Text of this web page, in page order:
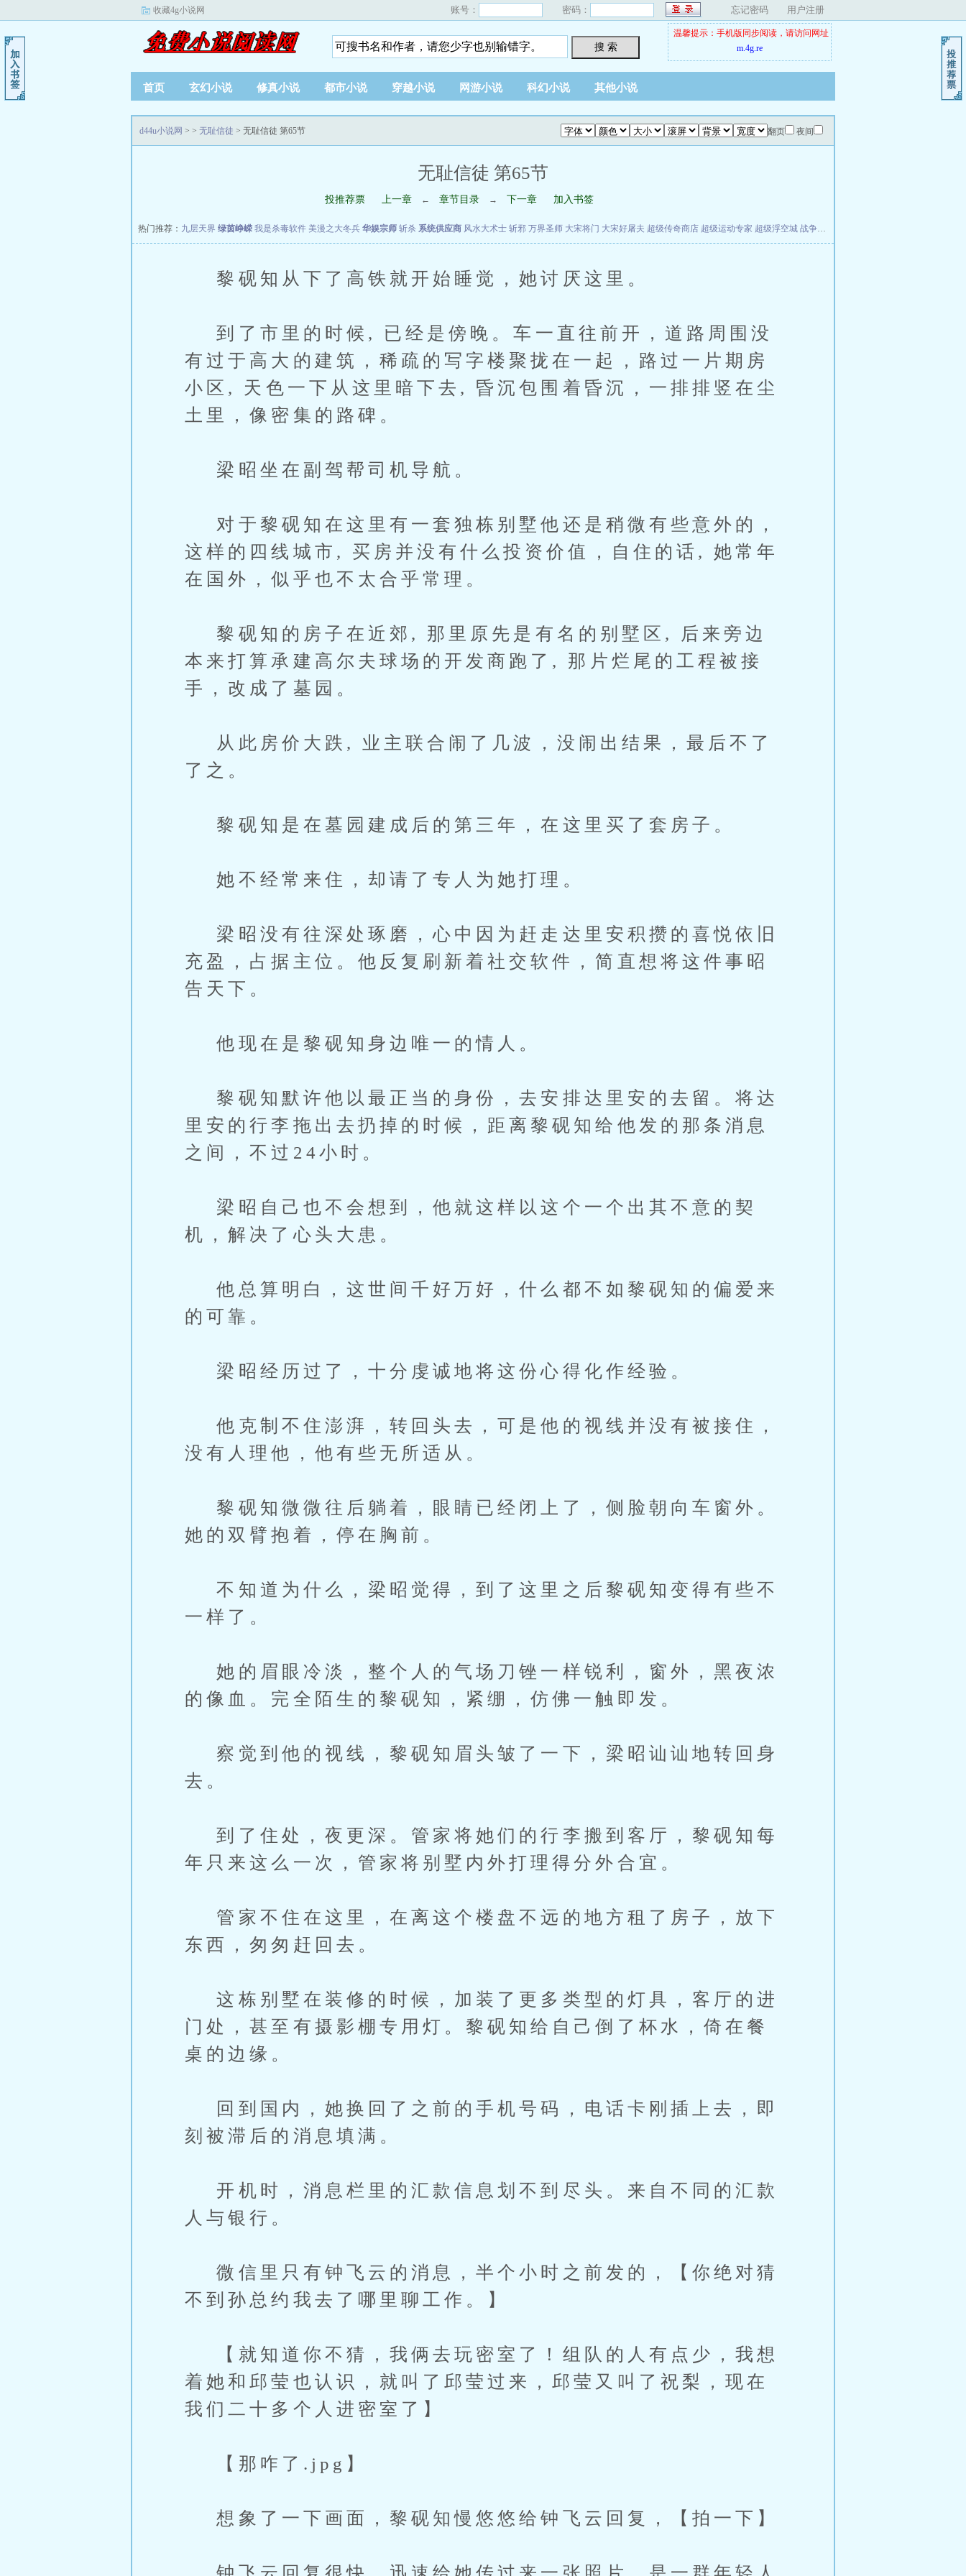
收藏4g小说网 账号： 密码： 忘记密码 用户注册
搜 索
温馨提示：手机版同步阅读，请访问网址
m.4g.re
首页 玄幻小说 修真小说 都市小说 穿越小说 网游小说 科幻小说 其他小说
翻页 夜间
d44u小说网 > > 无耻信徒 > 无耻信徒 第65节
无耻信徒 第65节
投推荐票 上一章 ← 章节目录 → 下一章 加入书签
热门推荐： 九层天界 绿茵峥嵘 我是杀毒软件 美漫之大冬兵 华娱宗师 斩杀 系统供应商 风水大术士 斩邪 万界圣师 大宋将门 大宋好屠夫 超级传奇商店 超级运动专家 超级浮空城 战争天堂
黎砚知从下了高铁就开始睡觉，她讨厌这里。
到了市里的时候, 已经是傍晚。车一直往前开，道路周围没
有过于高大的建筑，稀疏的写字楼聚拢在一起，路过一片期房
小区, 天色一下从这里暗下去, 昏沉包围着昏沉，一排排竖在尘
土里，像密集的路碑。
梁昭坐在副驾帮司机导航。
对于黎砚知在这里有一套独栋别墅他还是稍微有些意外的，
这样的四线城市, 买房并没有什么投资价值，自住的话, 她常年
在国外，似乎也不太合乎常理。
黎砚知的房子在近郊, 那里原先是有名的别墅区, 后来旁边
本来打算承建高尔夫球场的开发商跑了, 那片烂尾的工程被接
手，改成了墓园。
从此房价大跌, 业主联合闹了几波，没闹出结果，最后不了
了之。
黎砚知是在墓园建成后的第三年，在这里买了套房子。
她不经常来住，却请了专人为她打理。
梁昭没有往深处琢磨，心中因为赶走达里安积攒的喜悦依旧
充盈，占据主位。他反复刷新着社交软件，简直想将这件事昭
告天下。
他现在是黎砚知身边唯一的情人。
黎砚知默许他以最正当的身份，去安排达里安的去留。将达
里安的行李拖出去扔掉的时候，距离黎砚知给他发的那条消息
之间，不过24小时。
梁昭自己也不会想到，他就这样以这个一个出其不意的契
机，解决了心头大患。
他总算明白，这世间千好万好，什么都不如黎砚知的偏爱来
的可靠。
梁昭经历过了，十分虔诚地将这份心得化作经验。
他克制不住澎湃，转回头去，可是他的视线并没有被接住，
没有人理他，他有些无所适从。
黎砚知微微往后躺着，眼睛已经闭上了，侧脸朝向车窗外。
她的双臂抱着，停在胸前。
不知道为什么，梁昭觉得，到了这里之后黎砚知变得有些不
一样了。
她的眉眼冷淡，整个人的气场刀锉一样锐利，窗外，黑夜浓
的像血。完全陌生的黎砚知，紧绷，仿佛一触即发。
察觉到他的视线，黎砚知眉头皱了一下，梁昭讪讪地转回身
去。
到了住处，夜更深。管家将她们的行李搬到客厅，黎砚知每
年只来这么一次，管家将别墅内外打理得分外合宜。
管家不住在这里，在离这个楼盘不远的地方租了房子，放下
东西，匆匆赶回去。
这栋别墅在装修的时候，加装了更多类型的灯具，客厅的进
门处，甚至有摄影棚专用灯。黎砚知给自己倒了杯水，倚在餐
桌的边缘。
回到国内，她换回了之前的手机号码，电话卡刚插上去，即
刻被滞后的消息填满。
开机时，消息栏里的汇款信息划不到尽头。来自不同的汇款
人与银行。
微信里只有钟飞云的消息，半个小时之前发的，【你绝对猜
不到孙总约我去了哪里聊工作。】
【就知道你不猜，我俩去玩密室了！组队的人有点少，我想
着她和邱莹也认识，就叫了邱莹过来，邱莹又叫了祝梨，现在
我们二十多个人进密室了】
【那咋了.jpg】
想象了一下画面，黎砚知慢悠悠给钟飞云回复，【拍一下】